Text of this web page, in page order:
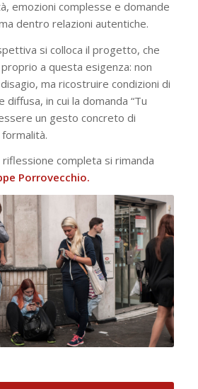
emozioni complesse e domande
dentro relazioni autentiche.
si colloca il progetto, che
a questa esigenza: non
ma ricostruire condizioni di
in cui la domanda “Tu
un gesto concreto di
completa si rimanda
Porrovecchio.